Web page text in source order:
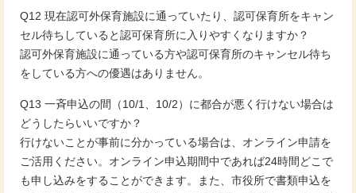
Q12 現在認可外保育施設に通っていたり、認可保育所をキャン
セル待ちしていると認可保育所に入りやすくなりますか？
認可外保育施設に通っている方や認可保育所のキャンセル待ち
をしている方への優遇はありません。
Q13 一斉申込の間（10/1、10/2）に都合が悪く行けない場合は
どうしたらいいですか？
行けないことが事前に分かっている場合は、オンライン申請を
ご活用ください。オンライン申込期間中であれば24時間どこで
も申し込みをすることができます。また、市役所で書類申込を